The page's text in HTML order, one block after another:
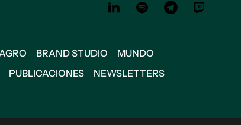
BRAND STUDIO
MUNDO
PUBLICACIONES
NEWSLETTERS